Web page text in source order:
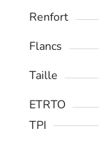
Renfort
Flancs
Taille
ETRTO
TPI